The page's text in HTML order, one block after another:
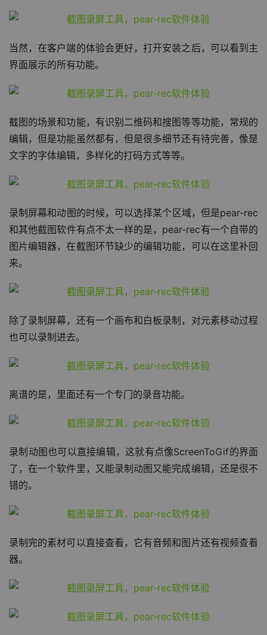
当然，在客户端的体验会更好，打开安装之后，可以看到主
界面展示的所有功能。
截图的场景和功能，有识别二维码和搜图等等功能，常规的
编辑，但是功能虽然都有，但是很多细节还有待完善，像是
文字的字体编辑，多样化的打码方式等等。
录制屏幕和动图的时候，可以选择某个区域，但是pear-rec
和其他截图软件有点不太一样的是，pear-rec有一个自带的
图片编辑器，在截图环节缺少的编辑功能，可以在这里补回
来。
除了录制屏幕，还有一个画布和白板录制，对元素移动过程
也可以录制进去。
离谱的是，里面还有一个专门的录音功能。
录制动图也可以直接编辑，这就有点像ScreenToGif的界面
了，在一个软件里，又能录制动图又能完成编辑，还是很不
错的。
录制完的素材可以直接查看，它有音频和图片还有视频查看
器。